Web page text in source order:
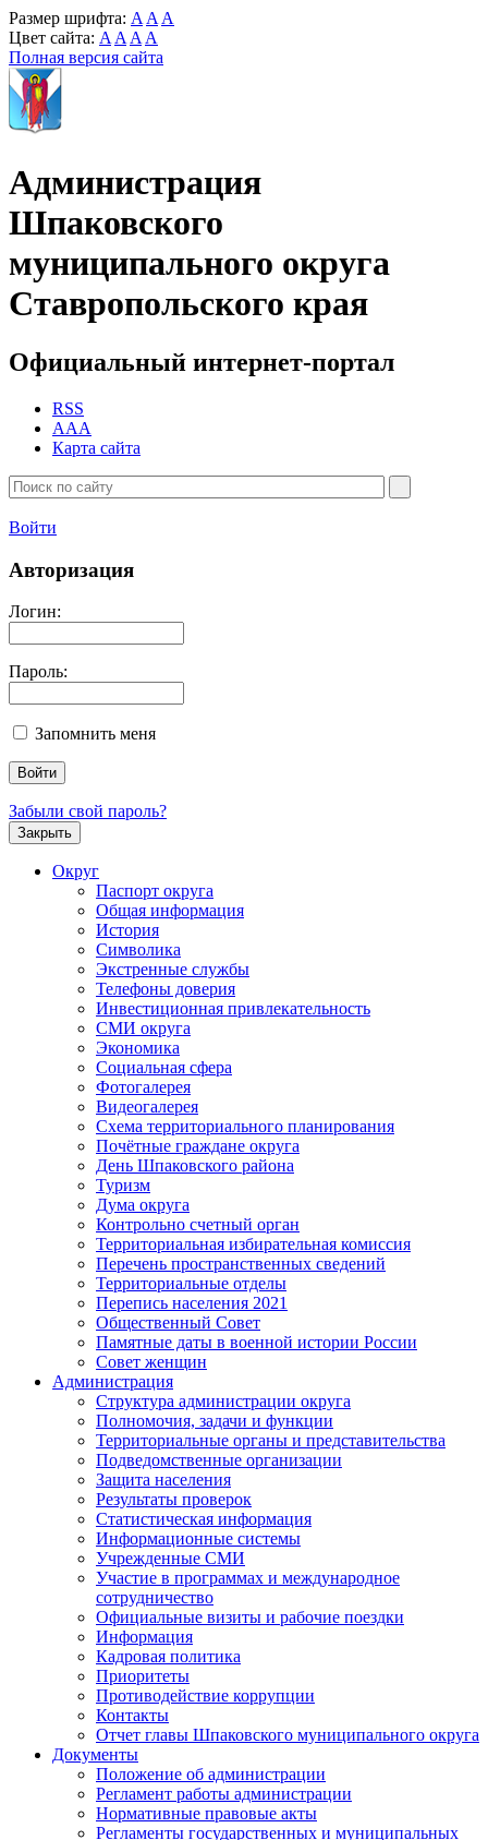
Размер шрифта: A A A
Цвет сайта: A A A A
Полная версия сайта
Администрация
Шпаковского
муниципального округа
Ставропольского края
Официальный интернет-портал
RSS
AAA
Карта сайта
Войти
Авторизация
Логин:
Пароль:
Запомнить меня
Забыли свой пароль?
Закрыть
Округ
Паспорт округа
Общая информация
История
Символика
Экстренные службы
Телефоны доверия
Инвестиционная привлекательность
СМИ округа
Экономика
Социальная сфера
Фотогалерея
Видеогалерея
Схема территориального планирования
Почётные граждане округа
День Шпаковского района
Туризм
Дума округа
Контрольно счетный орган
Территориальная избирательная комиссия
Перечень пространственных сведений
Территориальные отделы
Перепись населения 2021
Общественный Совет
Памятные даты в военной истории России
Совет женщин
Администрация
Структура администрации округа
Полномочия, задачи и функции
Территориальные органы и представительства
Подведомственные организации
Защита населения
Результаты проверок
Статистическая информация
Информационные системы
Учрежденные СМИ
Участие в программах и международное
сотрудничество
Официальные визиты и рабочие поездки
Информация
Кадровая политика
Приоритеты
Противодействие коррупции
Контакты
Отчет главы Шпаковского муниципального округа
Документы
Положение об администрации
Регламент работы администрации
Нормативные правовые акты
Регламенты государственных и муниципальных